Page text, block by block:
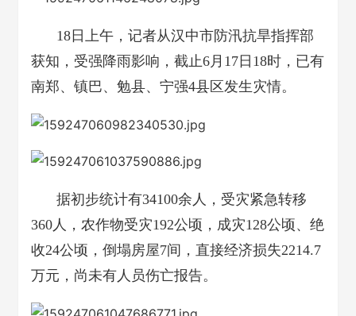
18日上午，记者从汉中市防汛抗旱指挥部
获知，受强降雨影响，截止6月17日18时，已有
南郑、镇巴、勉县、宁强4县区发生灾情。
据初步统计有34100余人，受灾紧急转移
360人，农作物受灾192公顷，成灾128公顷、绝
收24公顷，倒塌房屋7间，直接经济损失2214.7
万元，尚未有人员伤亡报告。